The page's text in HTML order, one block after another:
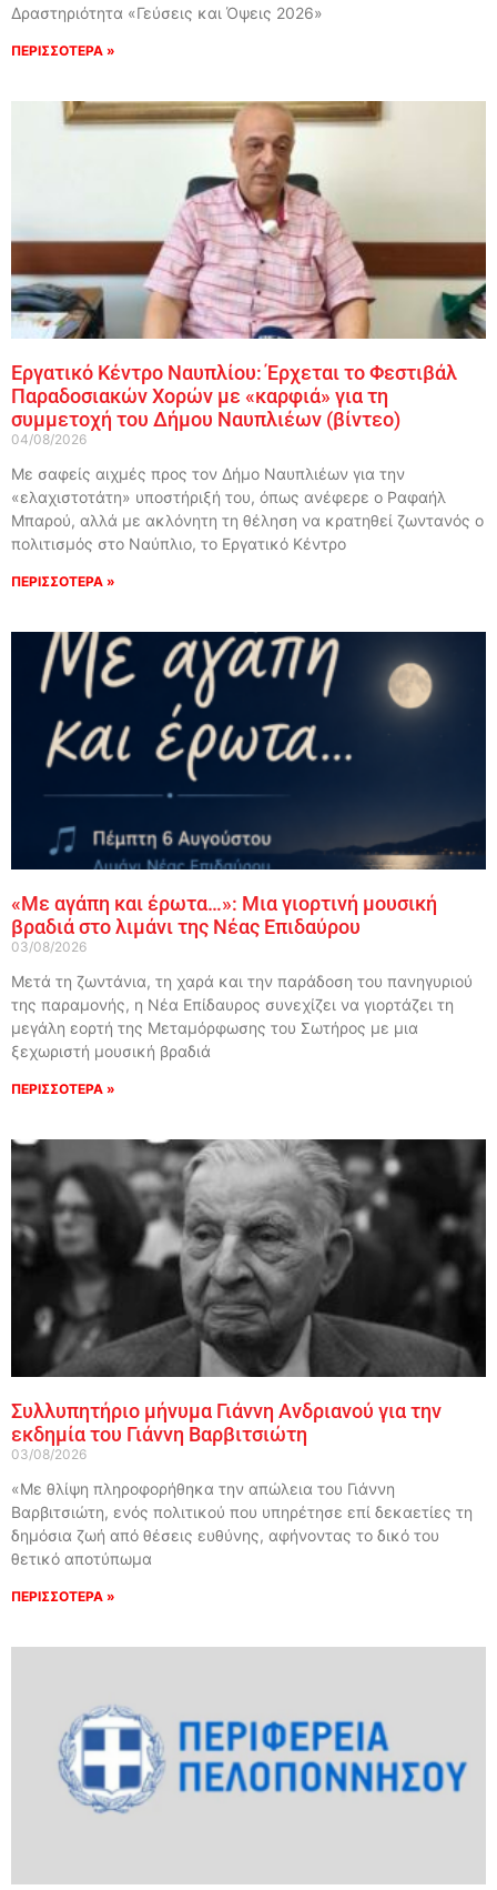
Δραστηριότητα «Γεύσεις και Όψεις 2026»
ΠΕΡΙΣΣΟΤΕΡΑ »
Εργατικό Κέντρο Ναυπλίου: Έρχεται το Φεστιβάλ
Παραδοσιακών Χορών με «καρφιά» για τη
συμμετοχή του Δήμου Ναυπλιέων (βίντεο)
04/08/2026
Με σαφείς αιχμές προς τον Δήμο Ναυπλιέων για την
«ελαχιστοτάτη» υποστήριξή του, όπως ανέφερε ο Ραφαήλ
Μπαρού, αλλά με ακλόνητη τη θέληση να κρατηθεί ζωντανός ο
πολιτισμός στο Ναύπλιο, το Εργατικό Κέντρο
ΠΕΡΙΣΣΟΤΕΡΑ »
«Με αγάπη και έρωτα…»: Μια γιορτινή μουσική
βραδιά στο λιμάνι της Νέας Επιδαύρου
03/08/2026
Μετά τη ζωντάνια, τη χαρά και την παράδοση του πανηγυριού
της παραμονής, η Νέα Επίδαυρος συνεχίζει να γιορτάζει τη
μεγάλη εορτή της Μεταμόρφωσης του Σωτήρος με μια
ξεχωριστή μουσική βραδιά
ΠΕΡΙΣΣΟΤΕΡΑ »
Συλλυπητήριο μήνυμα Γιάννη Ανδριανού για την
εκδημία του Γιάννη Βαρβιτσιώτη
03/08/2026
«Με θλίψη πληροφορήθηκα την απώλεια του Γιάννη
Βαρβιτσιώτη, ενός πολιτικού που υπηρέτησε επί δεκαετίες τη
δημόσια ζωή από θέσεις ευθύνης, αφήνοντας το δικό του
θετικό αποτύπωμα
ΠΕΡΙΣΣΟΤΕΡΑ »